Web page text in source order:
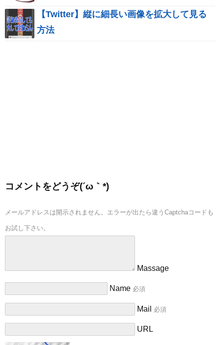
【Twitter】縦に細長い画像を拡大して見る
方法
コメントをどうぞ(´ω｀*)
メールアドレスは開示されません。エラーが出たら違うCaptchaコードも
お試し下さい。
Massage
Name 必須
Mail 必須
URL